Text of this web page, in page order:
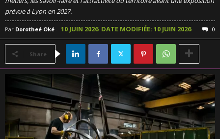
prévue à Lyon en 2027.
Par Dorotheé Oké - 10 JUIN 2026 DATE MODIFIÉE: 10 JUIN 2026 0
Share